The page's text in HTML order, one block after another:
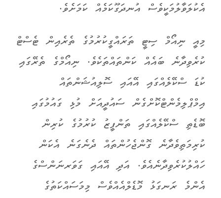
އެކުލަވާލުމަކީވެސް އުނދަގޫކަމެއް ކަމަށެވެ.
މިއީ ނިއޯމް ސިޓީ ތަރައްގީކުރުމުގެ ތެރެއިން ޓެސްޓް
ކުރެވިދާނެ ބައެއް ކަންތައްތަކެވެ. ނިއޯމްގެ ތެރޭގައި
ކުޑަ ސްކޭލެއްގައި އޭއައި ސޮލިއުޝަންތައް
އިމްޕްލިމެންޓްކޮށްގެން ސައުދީއަށް މުޅި ގައުމުގައި
ބޮޑެތި ސްކޭލެއްގައި ތަންފީޒު ކުރުމުގެ ކުރިން
ކުރިމަތިވެދާނެ ގޮންޖެހުންތައް ދެނެގަނެ އެކަން
ހައްލުކުރެވިދާނެއެވެ. އަދި އޭއައި ގަވަރނަންސްގެ
އެންމެ ރަނގަޅު މޮޑެލްއެއްވެސް މިމަސައްކަތުގެ